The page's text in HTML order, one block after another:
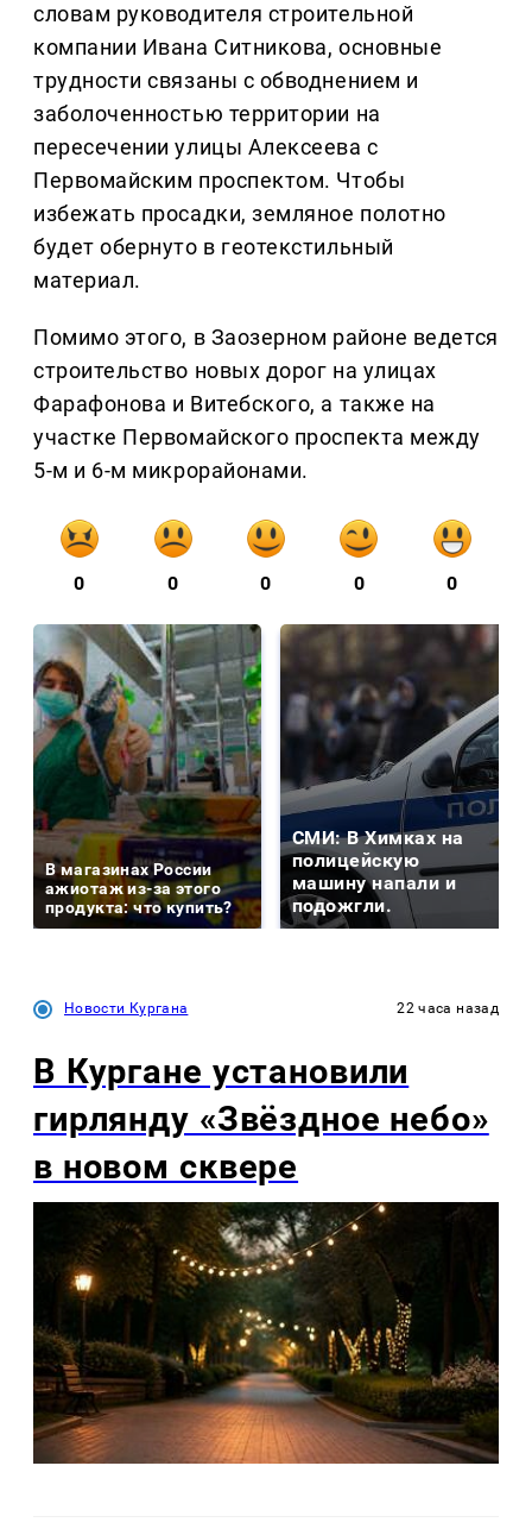
словам руководителя строительной
компании Ивана Ситникова, основные
трудности связаны с обводнением и
заболоченностью территории на
пересечении улицы Алексеева с
Первомайским проспектом. Чтобы
избежать просадки, земляное полотно
будет обернуто в геотекстильный
материал.
Помимо этого, в Заозерном районе ведется
строительство новых дорог на улицах
Фарафонова и Витебского, а также на
участке Первомайского проспекта между
5-м и 6-м микрорайонами.
0 0 0 0 0
В магазинах России
ажиотаж из-за этого
продукта: что купить?
СМИ: В Химках на
полицейскую
машину напали и
подожгли.
Новости Кургана 22 часа назад
В Кургане установили
гирлянду «Звёздное небо»
в новом сквере